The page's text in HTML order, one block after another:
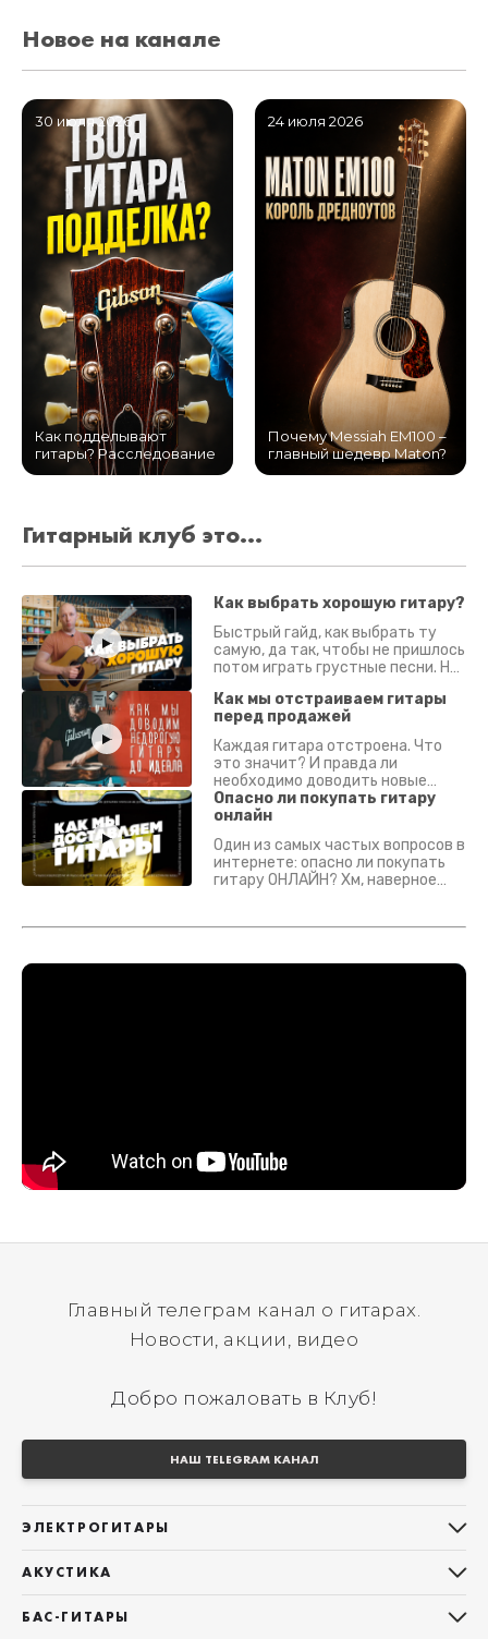
Новое на канале
30 июля 2026
Как подделывают
гитары? Расследование
24 июля 2026
Почему Messiah EM100 –
главный шедевр Maton?
Гитарный клуб это...
Как выбрать хорошую гитару?
Быстрый гайд, как выбрать ту
самую, да так, чтобы не пришлось
потом играть грустные песни. На
Как мы отстраиваем гитары
перед продажей
Каждая гитара отстроена. Что
это значит? И правда ли
необходимо доводить новые
гитары? Если кратко - да.
Подробно - в видео :)
Опасно ли покупать гитару
онлайн
Один из самых частых вопросов в
интернете: опасно ли покупать
гитару ОНЛАЙН? Хм, наверное
застрахован. Случись что -
Главный телеграм канал о гитарах.
Новости, акции, видео
Добро пожаловать в Клуб!
НАШ TELEGRAM КАНАЛ
ЭЛЕКТРОГИТАРЫ
Telecaster
АКУСТИКА
БАС-ГИТАРЫ